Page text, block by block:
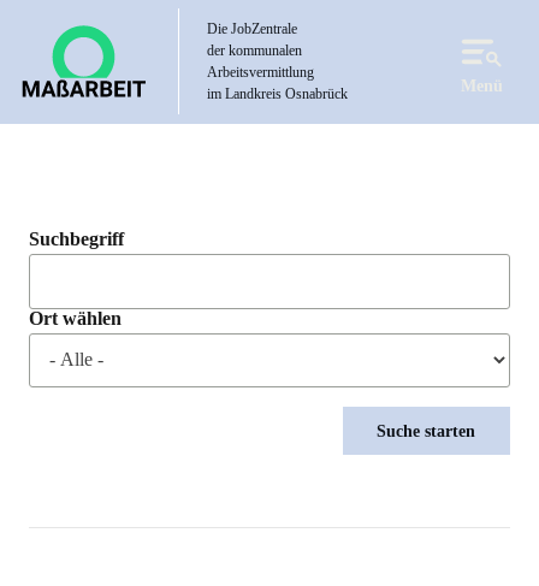
Die JobZentrale
der kommunalen
Arbeitsvermittlung
im Landkreis Osnabrück
Menü
Suchbegriff
Ort wählen